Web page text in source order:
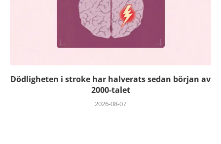
Dödligheten i stroke har halverats sedan början av
2000-talet
2026-08-07